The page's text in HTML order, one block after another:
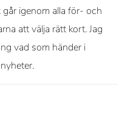
igenom alla för- och
att välja rätt kort. Jag
vad som händer i